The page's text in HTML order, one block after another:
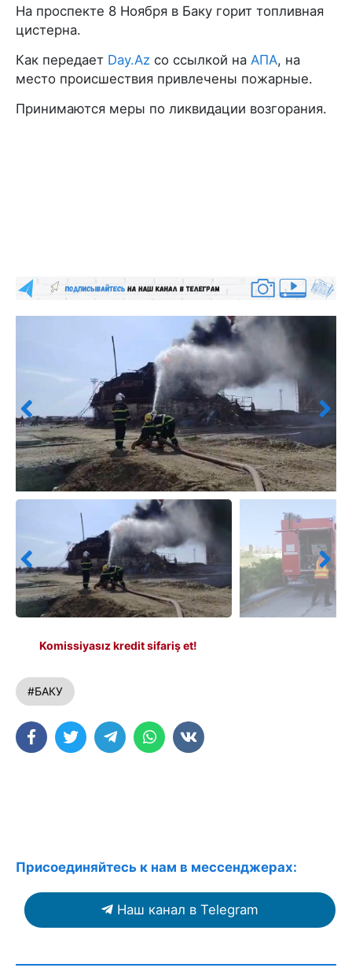
На проспекте 8 Ноября в Баку горит топливная
цистерна.
Как передает Day.Az со ссылкой на АПА, на
место происшествия привлечены пожарные.
Принимаются меры по ликвидации возгорания.
Komissiyasız kredit sifariş et!
#БАКУ
Присоединяйтесь к нам в мессенджерах:
Наш канал в Telegram